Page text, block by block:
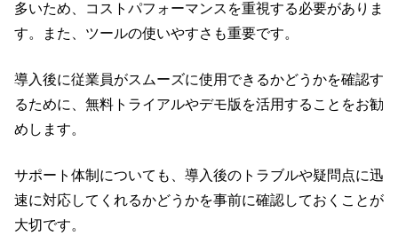
多いため、コストパフォーマンスを重視する必要がありま
す。また、ツールの使いやすさも重要です。
導入後に従業員がスムーズに使用できるかどうかを確認す
るために、無料トライアルやデモ版を活用することをお勧
めします。
サポート体制についても、導入後のトラブルや疑問点に迅
速に対応してくれるかどうかを事前に確認しておくことが
大切です。